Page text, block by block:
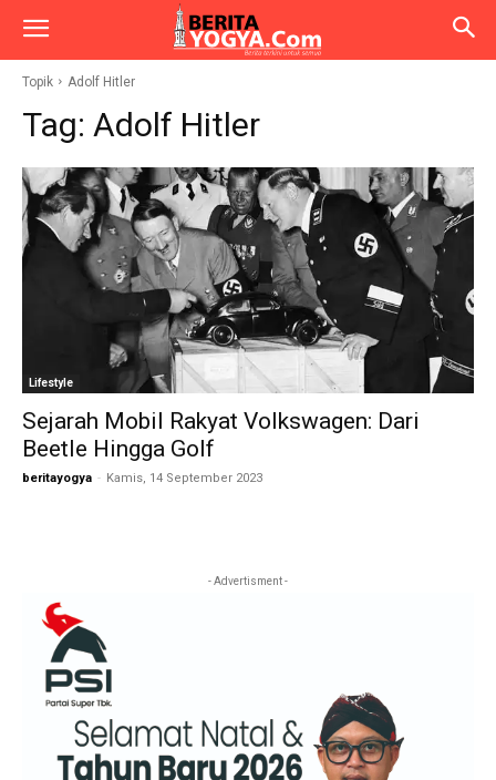
Topik Adolf Hitler
Tag: Adolf Hitler
Lifestyle
Sejarah Mobil Rakyat Volkswagen: Dari
Beetle Hingga Golf
beritayogya - Kamis, 14 September 2023
- Advertisment -